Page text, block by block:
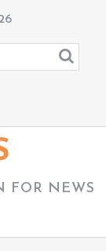
FOR NEWS